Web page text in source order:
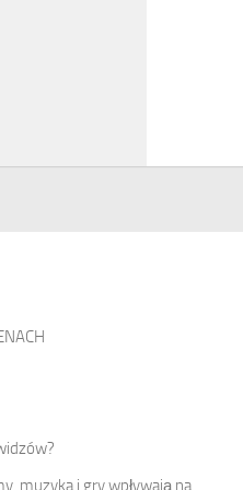
muzyka i gry wpływają na